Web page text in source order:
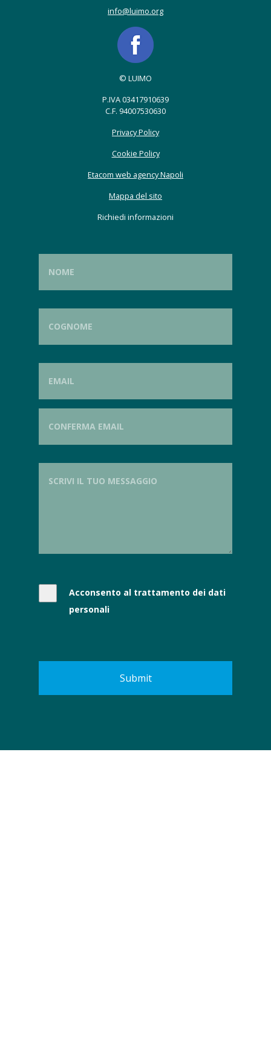
info@luimo.org
© LUIMO
P.IVA 03417910639
C.F. 94007530630
Privacy Policy
Cookie Policy
Etacom web agency Napoli
Mappa del sito
Richiedi informazioni
Acconsento al trattamento dei dati
personali
Submit